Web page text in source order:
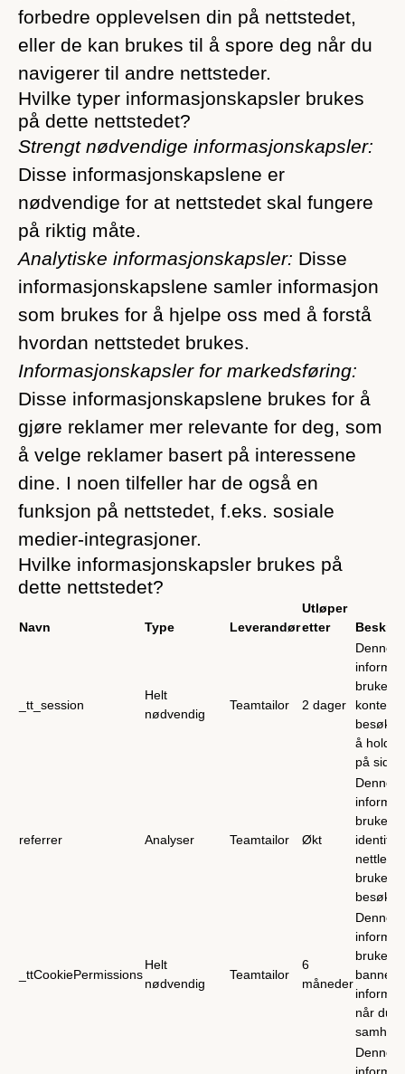
forbedre opplevelsen din på nettstedet,
eller de kan brukes til å spore deg når du
navigerer til andre nettsteder.
Hvilke typer informasjonskapsler brukes
på dette nettstedet?
Strengt nødvendige informasjonskapsler:
Disse informasjonskapslene er
nødvendige for at nettstedet skal fungere
på riktig måte.
Analytiske informasjonskapsler: Disse
informasjonskapslene samler informasjon
som brukes for å hjelpe oss med å forstå
hvordan nettstedet brukes.
Informasjonskapsler for markedsføring:
Disse informasjonskapslene brukes for å
gjøre reklamer mer relevante for deg, som
å velge reklamer basert på interessene
dine. I noen tilfeller har de også en
funksjon på nettstedet, f.eks. sosiale
medier-integrasjoner.
Hvilke informasjonskapsler brukes på
dette nettstedet?
Navn Type Leverandør
Utløper
etter
_tt_session
Helt
nødvendig
Teamtailor 2 dager
Denne
brukes
å holde
på
referrer Analyser Teamtailor Økt
Denne
brukes
brukes
_ttCookiePermissions
Helt
nødvendig
Teamtailor
6
måneder
Denne
brukes
når du
Denne